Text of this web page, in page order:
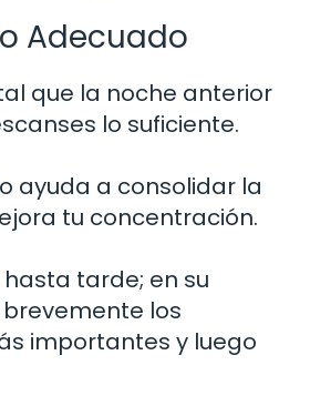
Adecuado
que la noche anterior
lo suficiente.
ayuda a consolidar la
tu concentración.
tarde; en su
los
importantes y luego